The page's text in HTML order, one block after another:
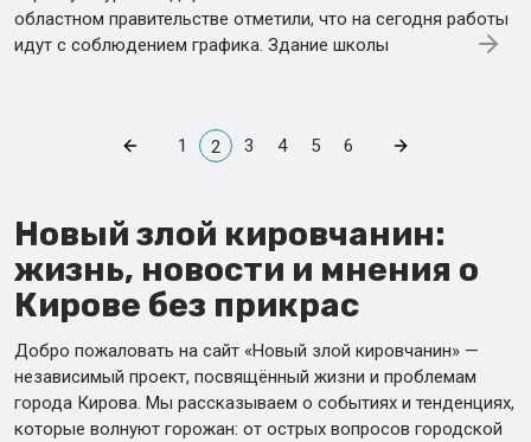
областном правительстве отметили, что на сегодня работы
идут с соблюдением графика. Здание школы
1 2 3 4 5 6
Новый злой кировчанин:
жизнь, новости и мнения о
Кирове без прикрас
Добро пожаловать на сайт «Новый злой кировчанин» —
независимый проект, посвящённый жизни и проблемам
города Кирова. Мы рассказываем о событиях и тенденциях,
которые волнуют горожан: от острых вопросов городской